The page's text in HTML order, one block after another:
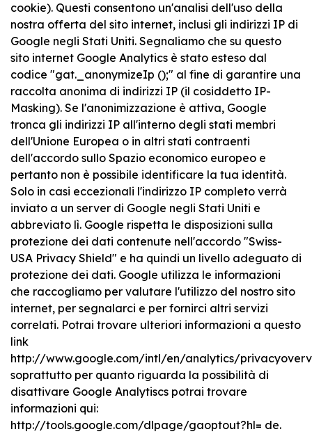
cookie). Questi consentono un'analisi dell'uso della
nostra offerta del sito internet, inclusi gli indirizzi IP di
Google negli Stati Uniti. Segnaliamo che su questo
sito internet Google Analytics è stato esteso dal
codice "gat._anonymizeIp ();" al fine di garantire una
raccolta anonima di indirizzi IP (il cosiddetto IP-
Masking). Se l'anonimizzazione è attiva, Google
tronca gli indirizzi IP all'interno degli stati membri
dell'Unione Europea o in altri stati contraenti
dell'accordo sullo Spazio economico europeo e
pertanto non è possibile identificare la tua identità.
Solo in casi eccezionali l'indirizzo IP completo verrà
inviato a un server di Google negli Stati Uniti e
abbreviato lì. Google rispetta le disposizioni sulla
protezione dei dati contenute nell'accordo "Swiss-
USA Privacy Shield" e ha quindi un livello adeguato di
protezione dei dati. Google utilizza le informazioni
che raccogliamo per valutare l'utilizzo del nostro sito
internet, per segnalarci e per fornirci altri servizi
correlati. Potrai trovare ulteriori informazioni a questo
link
http://www.google.com/intl/en/analytics/
soprattutto per quanto riguarda la possibilità di
disattivare Google Analytiscs potrai trovare
informazioni qui:
http://tools.google.com/dlpage/gaoptout?hl= de.